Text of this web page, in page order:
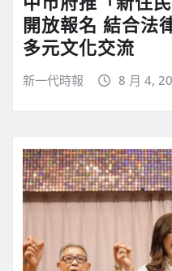
開放報名 結合法
多元文化交流
新一代時報 8 月 4,